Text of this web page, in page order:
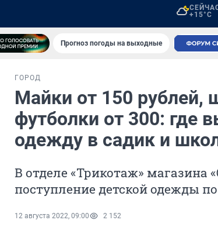
+15°C
Прогноз погоды на выходные
ГОРОД
Майки от 150 рублей,
футболки от 300: где
одежду в садик и
В отделе «Трикотаж» магазина
поступление детской одежды
12 августа 2022, 09:00 2 152